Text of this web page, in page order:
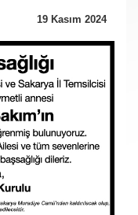
19 Kasım 2024